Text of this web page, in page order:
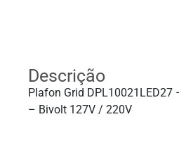
Descrição
Plafon Grid DPL10021LED27
– Bivolt 127V / 220V